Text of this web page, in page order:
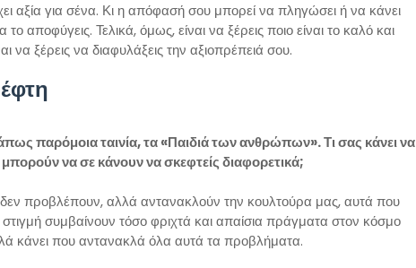
αξία για σένα. Κι η απόφασή σου μπορεί να πληγώσει ή να κάνει
αποφύγεις. Τελικά, όμως, είναι να ξέρεις ποιο είναι το καλό και
να ξέρεις να διαφυλάξεις την αξιοπρέπειά σου.
παρόμοια ταινία, τα «Παιδιά των ανθρώπων». Τι σας κάνει να
μπορούν να σε κάνουν να σκεφτείς διαφορετικά;
δεν προβλέπουν, αλλά αντανακλούν την κουλτούρα μας, αυτά που
συμβαίνουν τόσο φριχτά και απαίσια πράγματα στον κόσμο
κάνει που αντανακλά όλα αυτά τα προβλήματα.